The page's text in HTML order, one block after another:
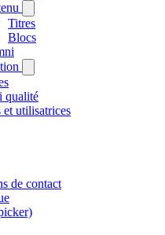
Titres
Blocs
qualité
utilisatrices
de contact